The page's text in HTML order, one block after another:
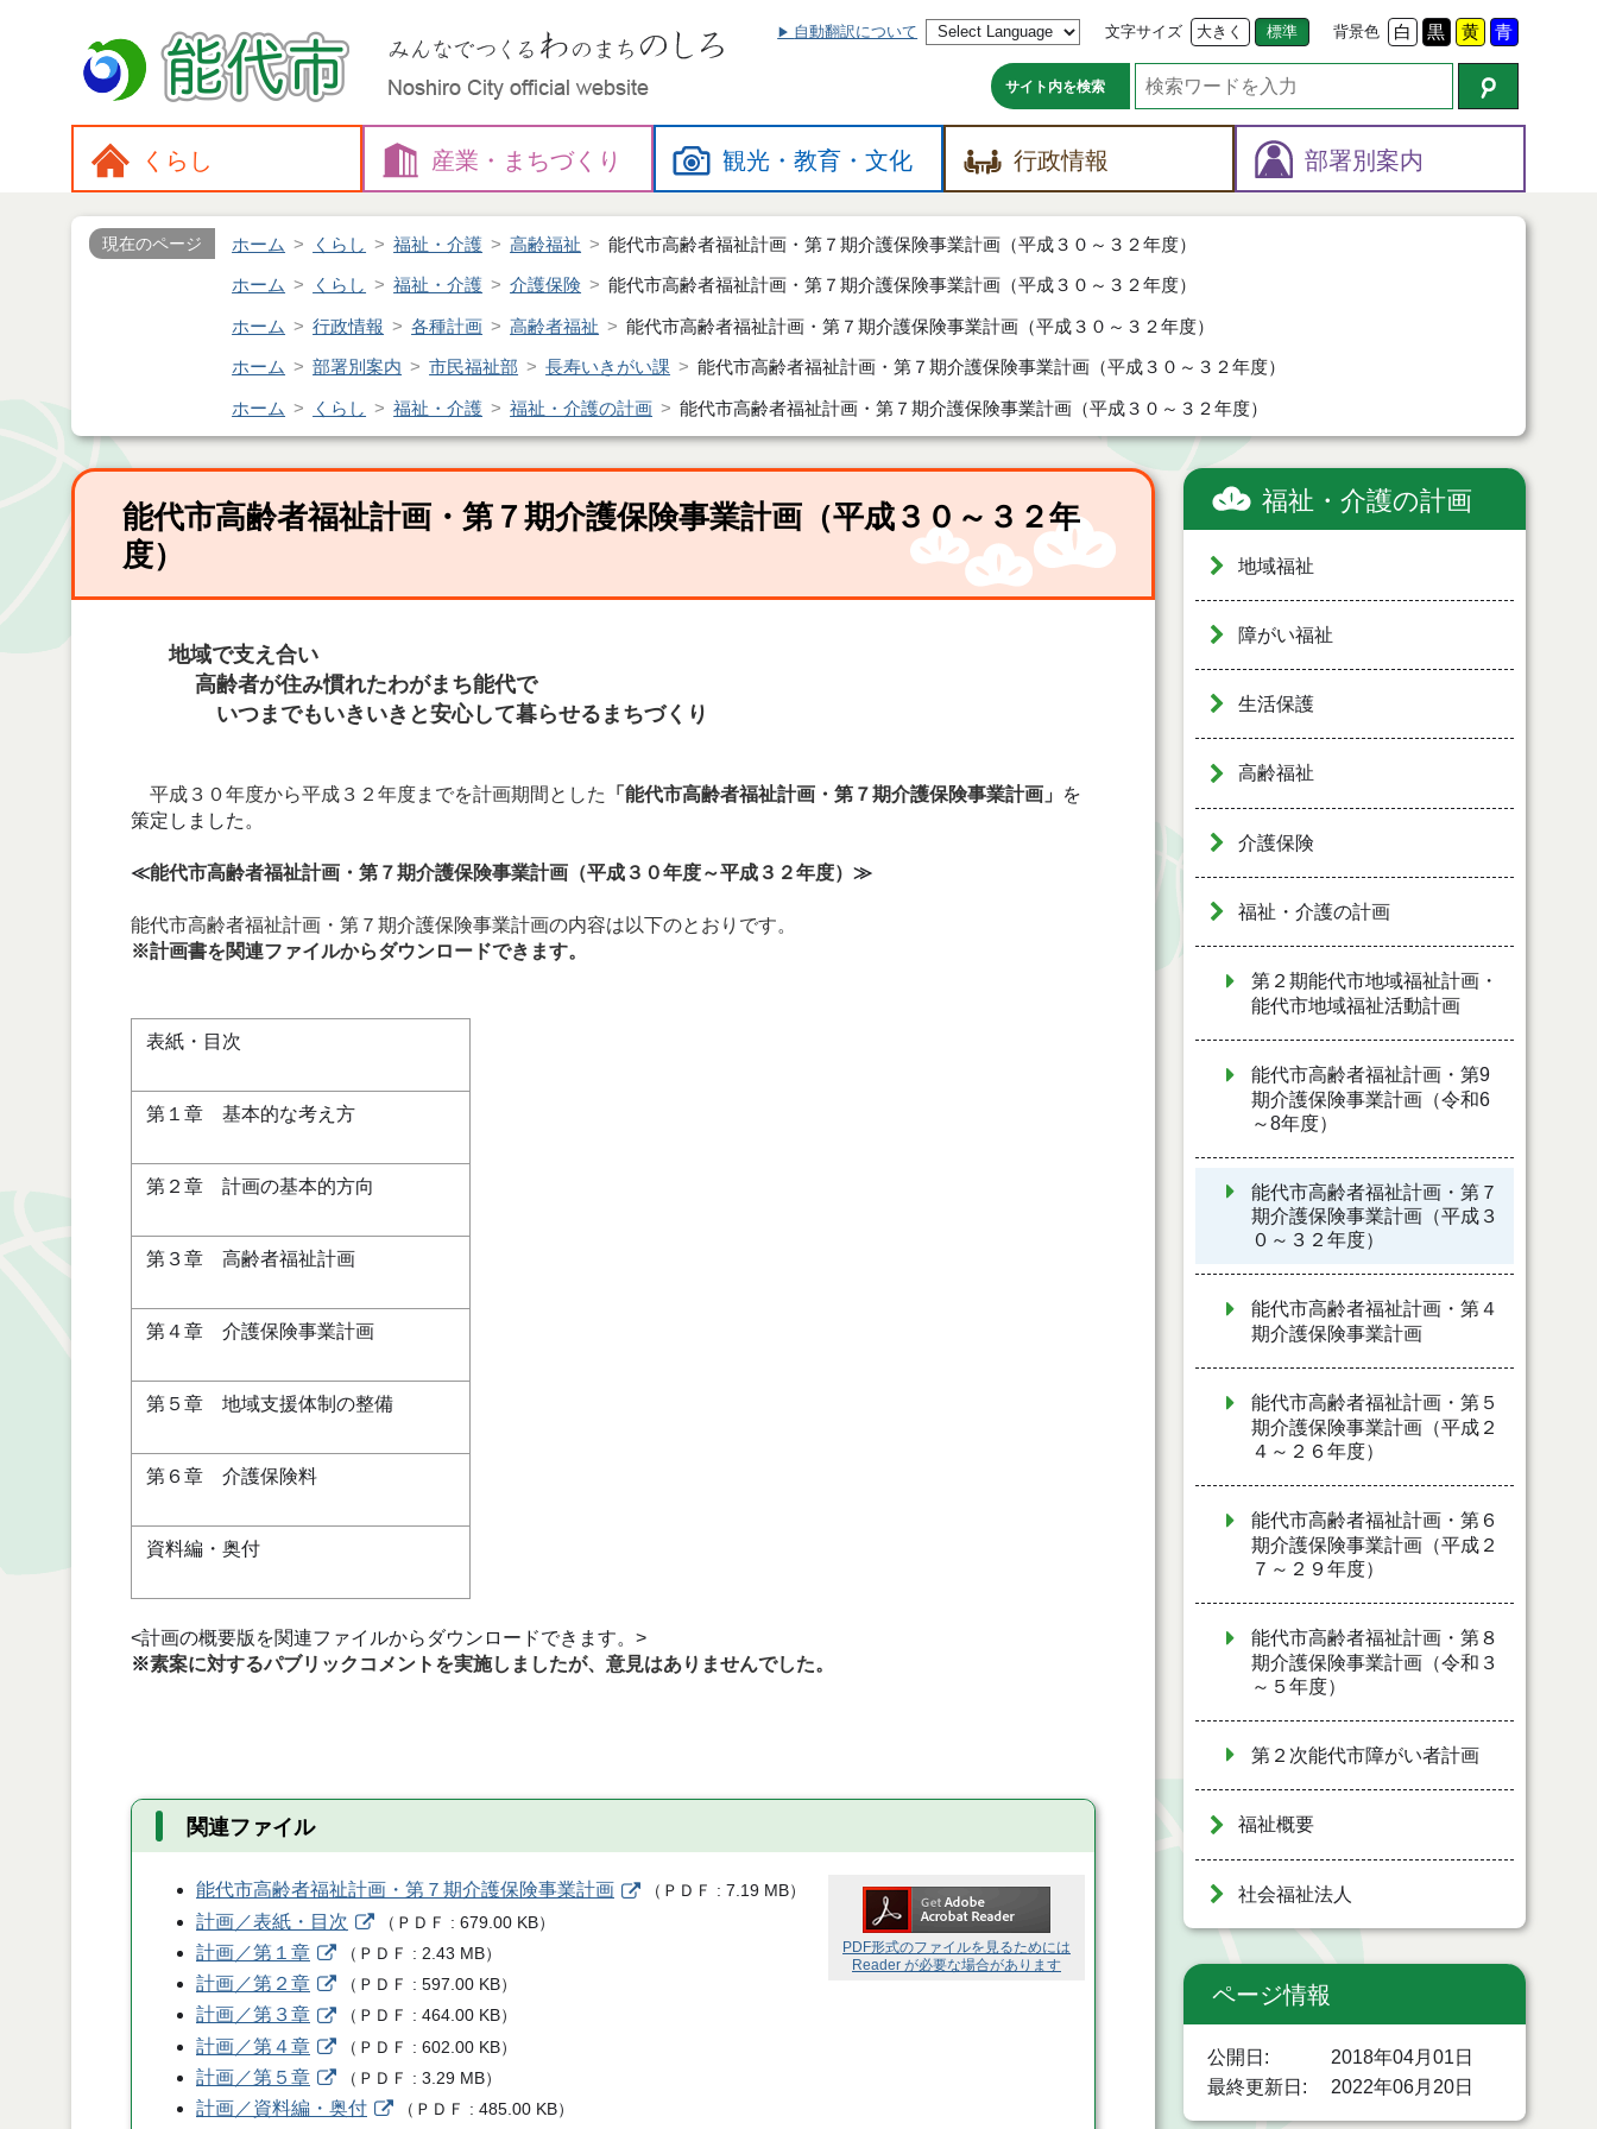
自動翻訳について 文字サイズ 大きく 標準 背景色 白 黒 黄 青
サイト内を検索
くらし 産業・ まちづくり 観光・教育・文化 行政情報 部署別案内
現在のページ ホーム くらし 福祉・介護 高齢福祉 能代市高齢者福祉計画・第７期介護保険事業計画（平成３０～３２年度）
ホーム くらし 福祉・介護 介護保険 能代市高齢者福祉計画・第７期介護保険事業計画（平成３０～３２年度）
ホーム 行政情報 各種計画 高齢者福祉 能代市高齢者福祉計画・第７期介護保険事業計画（平成３０～３２年度）
ホーム 部署別案内 市民福祉部 長寿いきがい課 能代市高齢者福祉計画・第７期介護保険事業計画（平成３０～３２年度）
ホーム くらし 福祉・介護 福祉・介護の計画 能代市高齢者福祉計画・第７期介護保険事業計画（平成３０～３２年度）
能代市高齢者福祉計画・第７期介護保険事業計画（平成３０～３２年
度）
地域で支え合い
高齢者が住み慣れたわがまち能代で
いつまでもいきいきと安心して暮らせるまちづくり
平成３０年度から平成３２年度までを計画期間とした 「能代市高齢者福祉計画・第７期介護保険事業計画」
を
策定しました。
≪能代市高齢者福祉計画・第７期介護保険事業計画（平成３０年度～平成３２年度） ≫
能代市高齢者福祉計画・第７期介護保険事業計画の内容は以下のとおりです。
※計画書を関連ファイルからダウンロードできます。
表紙・目次
第１章 基本的な考え方
第２章 計画の基本的方向
第３章 高齢者福祉計画
第４章 介護保険事業計画
第５章 地域支援体制の整備
第６章 介護保険料
資料編・奥付
<計画の概要版を関連ファイルからダウンロードできます。>
※素案に対するパブリックコメントを実施しましたが、意見はありませんでした。
関連ファイル
PDF形式のファイルを見るためには
Reader が必要な場合があります
能代市高齢者福祉計画・第７期介護保険事業計画 （ ＰＤＦ 7.19 MB）
計画／表紙・目次 （ ＰＤＦ 679.00 KB）
計画／第１章 （ ＰＤＦ 2.43 MB）
計画／第２章 （ ＰＤＦ 597.00 KB）
計画／第３章 （ ＰＤＦ 464.00 KB）
計画／第４章 （ ＰＤＦ 602.00 KB）
計画／第５章 （ ＰＤＦ 3.29 MB）
計画／資料編・奥付 （ ＰＤＦ 485.00 KB）
福祉・介護の計画
地域福祉
障がい福祉
生活保護
高齢福祉
介護保険
福祉・介護の計画
第２期能代市地域福祉計画・
能代市地域福祉活動計画
能代市高齢者福祉計画・第9
期介護保険事業計画（令和6
～8年度）
能代市高齢者福祉計画・第７
期介護保険事業計画（平成３
０～３２年度）
能代市高齢者福祉計画・第４
期介護保険事業計画
能代市高齢者福祉計画・第５
期介護保険事業計画（平成２
４～２６年度）
能代市高齢者福祉計画・第６
期介護保険事業計画（平成２
７～２９年度）
能代市高齢者福祉計画・第８
期介護保険事業計画（令和３
～５年度）
第２次能代市障がい者計画
福祉概要
社会福祉法人
ページ情報
公開日
2018年04月01日
最終更新日
2022年06月20日